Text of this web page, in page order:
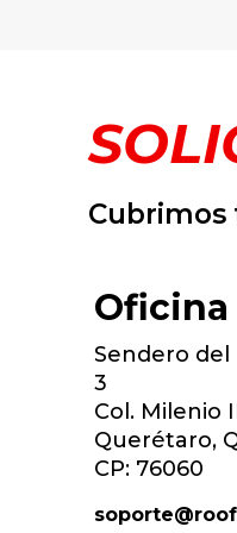
Sendero del
3
Col. Milenio
Querétaro,
CP: 76060